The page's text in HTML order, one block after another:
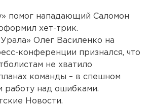
помог нападающий Саломон
хет-трик.
Олег Василенко на
конференции признался, что
не хватило
команды – в спешном
работу над ошибками.
Новости.